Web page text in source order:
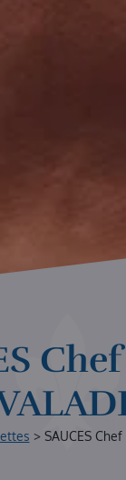
> SAUCES